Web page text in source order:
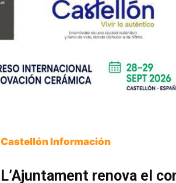
Castellón Información
L’Ajuntament renova el